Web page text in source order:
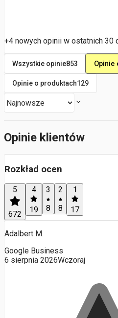
+4 nowych opinii w ostatnich 30
Wszystkie opinie853 Opinie
Opinie o produktach129
Opinie klientów
Rozkład ocen
5
672
4
19
3
8
2
8
1
17
Adalbert M.
Google Business
6 sierpnia 2026Wczoraj